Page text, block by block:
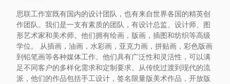
发
加
入
思联工作室既有国内的设计团队，也有来自世界各国的精英创
作团队。我们是一支有素质的团队，有设计总监、设计师、图
形艺术家和美术师。他们拥有绘画，版画，插图和纺织等高级
学位。 从插画，油画，水彩画，亚克力画，拼贴画，彩色版画
到铅笔画等各种媒体工作。他们具有广泛性和灵活性，可以满
足不同客户的多样化需求和定制要求。从传统过渡到现代的流
派，他们的作品包括手工设计，签名限量版美术作品，开放版